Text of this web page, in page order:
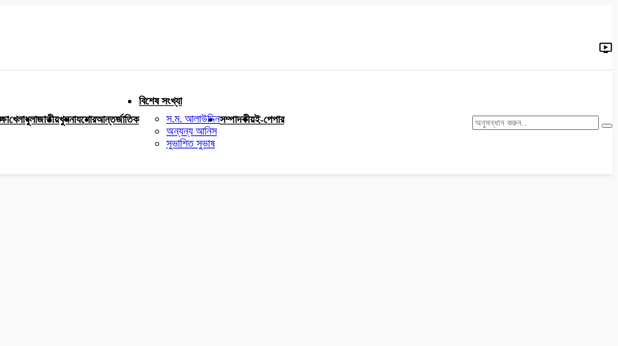
খেলাধুলাজাতীয়খুলনাযশোরআন্তর্জাতিক
বিশেষ সংখ্যা
স.ম. আলাউদ্দিন
অন্যন্য আনিস
সুভাশিত সুভাষ
সম্পাদকীয়ই-পেপার